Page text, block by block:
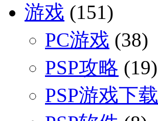
游戏 (151)
PC游戏 (38)
PSP攻略 (19)
PSP游戏下载